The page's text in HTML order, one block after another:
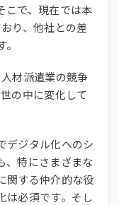
こで、現在では本
り、他社との差
材派遣業の競争
の中に変化して
デジタル化へのシ
、特にさまざまな
関する仲介的な役
は必須です。そし